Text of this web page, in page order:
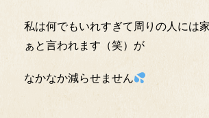
私は何でもいれすぎて周りの人には
ぁと言われます（笑）が
なかなか減らせません